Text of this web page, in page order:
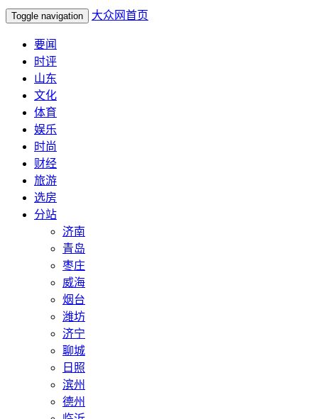
Toggle navigation 大众网首页
要闻
时评
山东
文化
体育
娱乐
时尚
财经
旅游
选房
分站
济南
青岛
枣庄
威海
烟台
潍坊
济宁
聊城
日照
滨州
德州